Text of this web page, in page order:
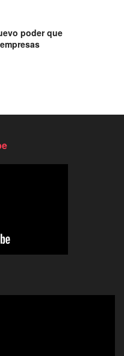
poder que